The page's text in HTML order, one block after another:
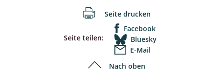
Seite drucken
Seite teilen:
Facebook
Bluesky
E-Mail
Nach oben